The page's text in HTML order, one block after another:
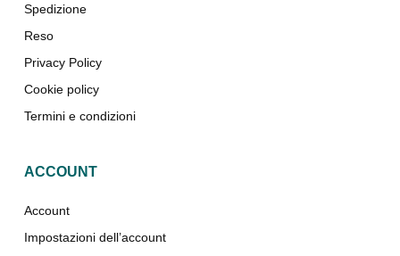
Spedizione
Reso
Privacy Policy
Cookie policy
Termini e condizioni
ACCOUNT
Account
Impostazioni dell’account